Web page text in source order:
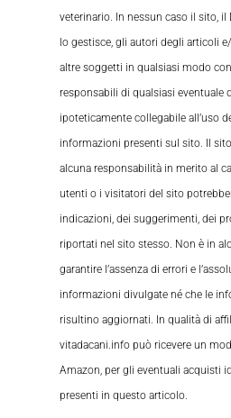
veterinario. In nessun caso il sito, il
lo gestisce, gli autori degli articoli
altre soggetti in qualsiasi modo
responsabili di qualsiasi eventuale
ipoteticamente collegabile all’uso
informazioni presenti sul sito. Il
alcuna responsabilità in merito al
utenti o i visitatori del sito
indicazioni, dei suggerimenti, dei
riportati nel sito stesso. Non è in
garantire l’assenza di errori e
informazioni divulgate né che le
risultino aggiornati. In qualità di
vitadacani.info può ricevere un
Amazon, per gli eventuali acquisti
presenti in questo articolo.